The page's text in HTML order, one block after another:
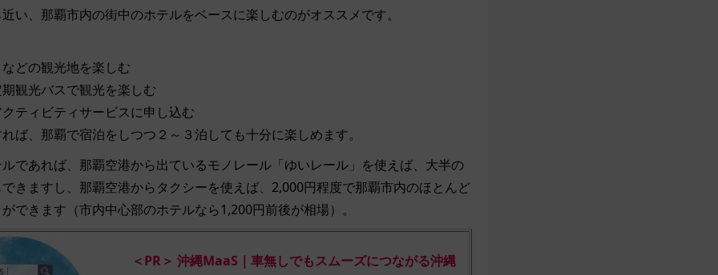
い、那覇市内の街中のホテルをベースに楽しむのがオススメです。
どの観光地を楽しむ
観光バスで観光を楽しむ
ティビティサービスに申し込む
ば、那覇で宿泊をしつつ２～３泊しても十分に楽しめます。
であれば、那覇空港から出ているモノレール「ゆいレール」を使えば、大半の
きますし、那覇空港からタクシーを使えば、2,000円程度で那覇市内のほとんど
できます（市内中心部のホテルなら1,200円前後が相場）。
＜PR＞ 沖縄MaaS｜車無しでもスムーズにつながる沖縄